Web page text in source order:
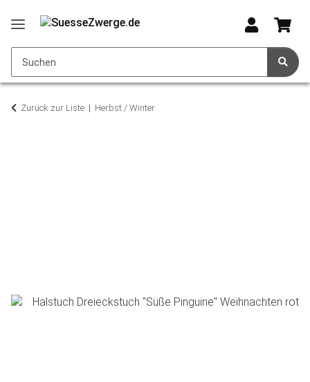
Zurück zur Liste Herbst / Winter